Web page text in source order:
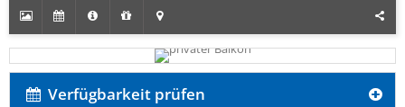
Verfügbarkeit prüfen